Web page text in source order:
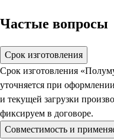
Частые вопросы
Срок изготовления
Срок изготовления
уточняется при
и текущей загрузки
фиксируем в договоре.
Совместимость и